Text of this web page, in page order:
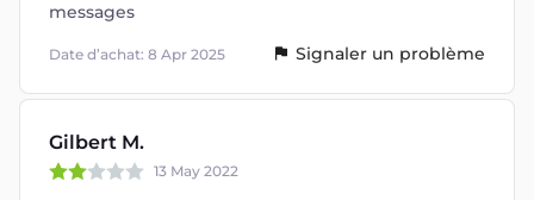
messages
Date d’achat: 8 Apr 2025 Signaler un problème
Gilbert M.
13 May 2022